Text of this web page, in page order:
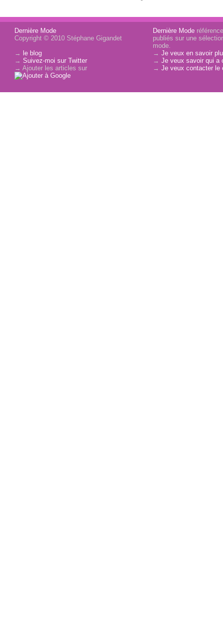
Dernière Mode
Copyright © 2010 Stéphane Gigandet
→
le blog
→Suivez-moi sur Twitter
→ Ajouter les articles sur
Dernière Mode
publiés sur une
mode.
→Je veux en savoir
→Je veux savoir qui a
→Je veux contacter le